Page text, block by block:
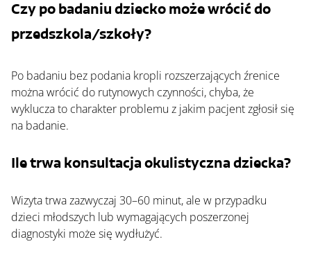
Czy po badaniu dziecko może wrócić do
przedszkola/szkoły?
Po badaniu bez podania kropli rozszerzających źrenice
można wrócić do rutynowych czynności, chyba, że
wyklucza to charakter problemu z jakim pacjent zgłosił się
na badanie.
Ile trwa konsultacja okulistyczna dziecka?
Wizyta trwa zazwyczaj 30–60 minut, ale w przypadku
dzieci młodszych lub wymagających poszerzonej
diagnostyki może się wydłużyć.